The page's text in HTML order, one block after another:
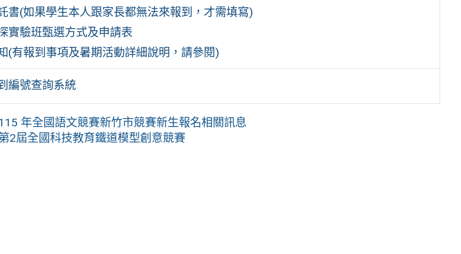
書(如果學生本人跟家長都無法來報到，才需填寫)
實驗班甄選方式及申請表
(有報到事項及暑期活動詳細說明，請參閱)
編號查詢系統
年全國語文競賽新竹市競賽新生報名相關訊息
2屆全國科技教育鐵道模型創意競賽